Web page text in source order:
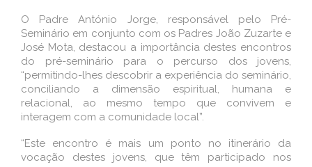
O Padre António Jorge, responsável pelo Pré-
Seminário em conjunto com os Padres João Zuzarte e
José Mota, destacou a importância destes encontros
do pré-seminário para o percurso dos jovens,
“permitindo-lhes descobrir a experiência do seminário,
conciliando a dimensão espiritual, humana e
relacional, ao mesmo tempo que convivem e
interagem com a comunidade local”.
“Este encontro é mais um ponto no itinerário da
vocação destes jovens, que têm participado nos